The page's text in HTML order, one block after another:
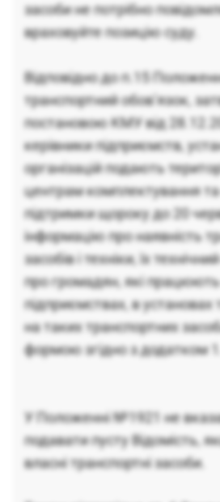
засоби не потрібно
враховуйте позицію суду.
Відповідно до п.15
транспортний обов’язок,
постановою КМУ від
керівники підприємств,
організацій подають
центрам комплектування та
підтримки щороку до 20
інформацію про наявність
засобів і техніки, їх
про громадян, які
підприємствах, в установах
на таких транспортних
формою згідно з додатком 1.
У Положенні №1921 не
подавати пусту Відомість,
власні транспортні засоби.